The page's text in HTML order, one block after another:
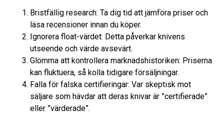
Bristfällig research: Ta dig tid att jämföra priser och
läsa recensioner innan du köper.
Ignorera float-värdet: Detta påverkar knivens
utseende och värde avsevärt.
Glömma att kontrollera marknadshistoriken: Priserna
kan fluktuera, så kolla tidigare försäljningar.
Falla för falska certifieringar: Var skeptisk mot
säljare som hävdar att deras knivar är ”certifierade”
eller ”värderade”.